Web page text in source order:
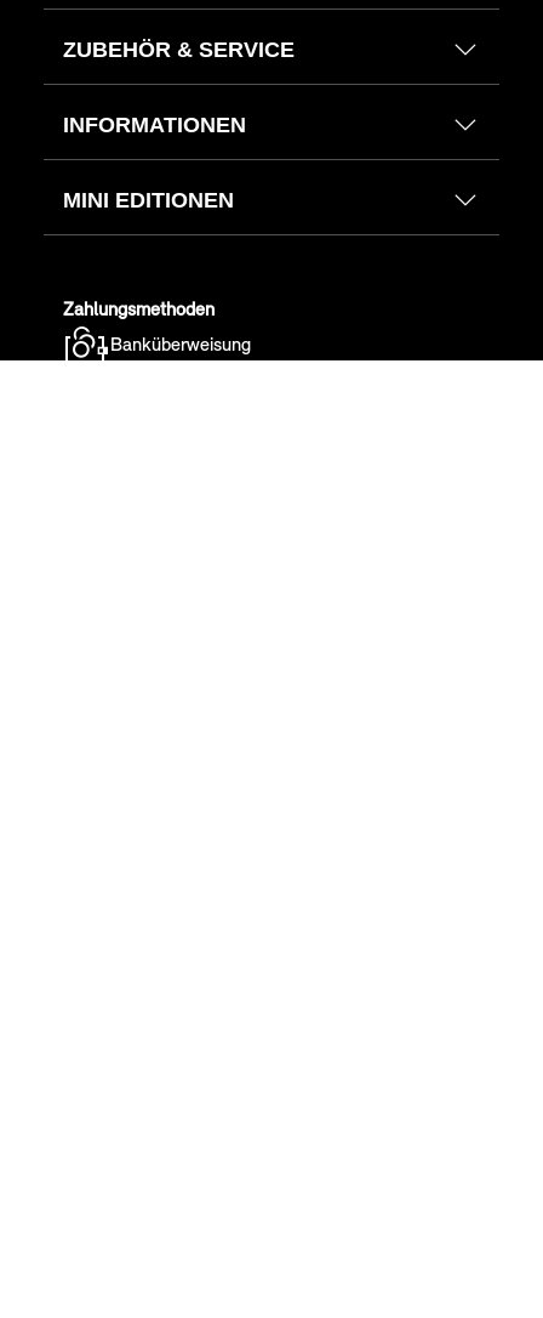
ZUBEHÖR & SERVICE
INFORMATIONEN
MINI EDITIONEN
Zahlungsmethoden
Banküberweisung